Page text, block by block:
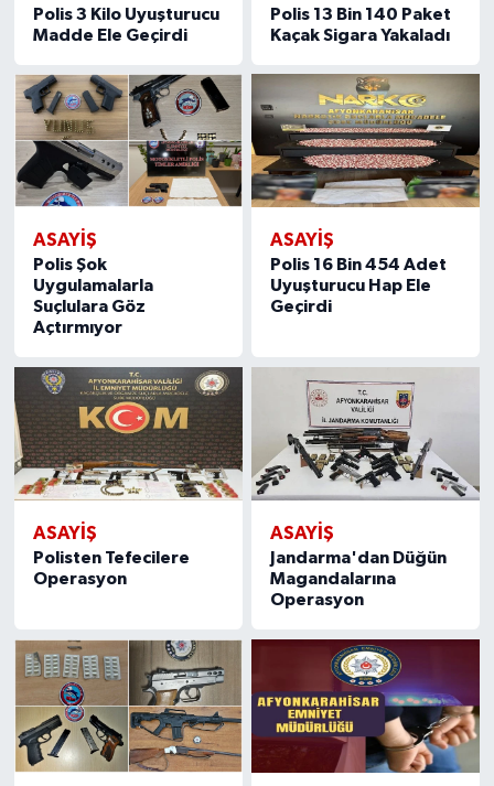
Polis 3 Kilo Uyuşturucu
Madde Ele Geçirdi
Polis 13 Bin 140 Paket
Kaçak Sigara Yakaladı
ASAYIŞ
Polis Şok
Uygulamalarla
Suçlulara Göz
Açtırmıyor
ASAYIŞ
Polis 16 Bin 454 Adet
Uyuşturucu Hap Ele
Geçirdi
ASAYIŞ
Polisten Tefecilere
Operasyon
ASAYIŞ
Jandarma'dan Düğün
Magandalarına
Operasyon